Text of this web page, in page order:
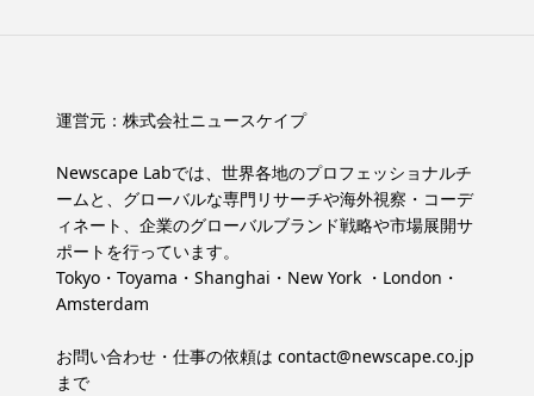
運営元： 株式会社ニュースケイプ
Newscape Labでは、世界各地のプロフェッショナルチ
ームと、グローバルな専門リサーチや海外視察・コーデ
ィネート、企業のグローバルブランド戦略や市場展開サ
ポートを行っています。
Tokyo・Toyama・Shanghai・New York ・London・
Amsterdam
お問い合わせ・仕事の依頼は contact@newscape.co.jp
まで